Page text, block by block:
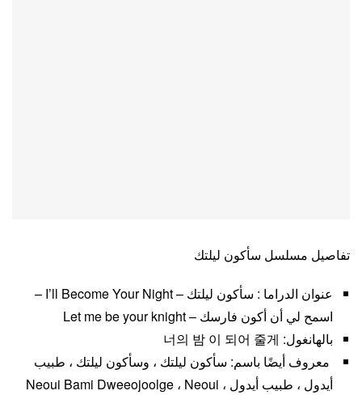
تفاصيل مسلسل سأكون ليلتك
عنوان الدراما : سأكون ليلتك – I’ll Become Your Night –
اسمح لي أن أكون فارسك – Let me be your knight
بالهانغول: 너의 밤 이 되어 줄게
معروف أيضًا باسم: سأكون ليلتك ، وسأكون ليلتك ، طبيب
أيدول ، طبيب أيدول ، Neoui Bami Dweeojoolge ، Neoui